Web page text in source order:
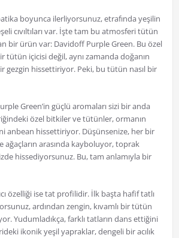
boyunca ilerliyorsunuz, etrafında yeşilin
cıvıltıları var. İşte tam bu atmosferi tütün
bir ürün var: Davidoff Purple Green. Bu özel
tütün içicisi değil, aynı zamanda doğanın
gezgin hissettiriyor. Peki, bu tütün nasıl bir
Green’in güçlü aromaları sizi bir anda
özel bitkiler ve tütünler, ormanın
anbean hissettiriyor. Düşünsenize, her bir
ağaçların arasında kayboluyor, toprak
hissediyorsunuz. Bu, tam anlamıyla bir
özelliği ise tat profilidir. İlk başta hafif tatlı
ardından zengin, kıvamlı bir tütün
Yudumladıkça, farklı tatların dans ettiğini
ikonik yeşil yapraklar, dengeli bir acılık